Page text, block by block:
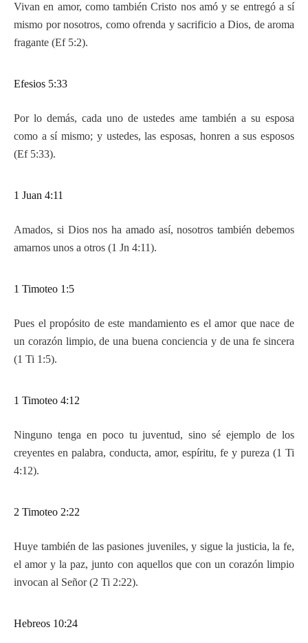
Vivan en amor, como también Cristo nos amó y se entregó a sí
mismo por nosotros, como ofrenda y sacrificio a Dios, de aroma
fragante (Ef 5:2).
Efesios 5:33
Por lo demás, cada uno de ustedes ame también a su esposa
como a sí mismo; y ustedes, las esposas, honren a sus esposos
(Ef 5:33).
1 Juan 4:11
Amados, si Dios nos ha amado así, nosotros también debemos
amarnos unos a otros (1 Jn 4:11).
1 Timoteo 1:5
Pues el propósito de este mandamiento es el amor que nace de
un corazón limpio, de una buena conciencia y de una fe sincera
(1 Ti 1:5).
1 Timoteo 4:12
Ninguno tenga en poco tu juventud, sino sé ejemplo de los
creyentes en palabra, conducta, amor, espíritu, fe y pureza (1 Ti
4:12).
2 Timoteo 2:22
Huye también de las pasiones juveniles, y sigue la justicia, la fe,
el amor y la paz, junto con aquellos que con un corazón limpio
invocan al Señor (2 Ti 2:22).
Hebreos 10:24